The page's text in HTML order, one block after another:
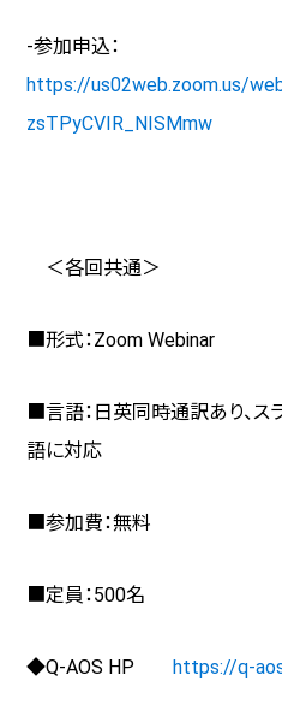
-参加申込：
https://us02web.zoom.us/
zsTPyCVIR_NISMmw
＜各回共通＞
■形式：Zoom Webinar
■言語：日英同時通訳あり、ス
語に対応
■参加費：無料
■定員：500名
◆Q-AOS HPhttps://q-